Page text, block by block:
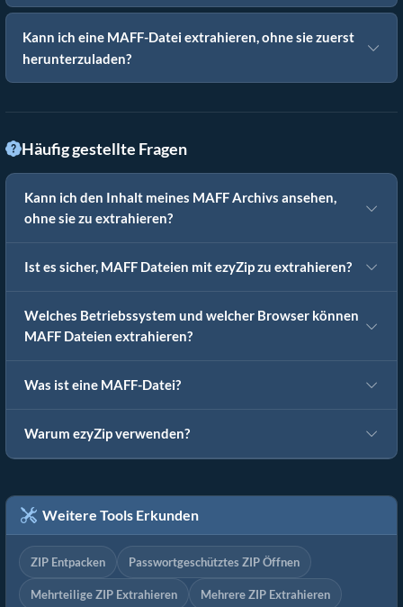
Kann ich eine MAFF-Datei extrahieren, ohne sie zuerst
herunterzuladen?
Häufig gestellte Fragen
Kann ich den Inhalt meines MAFF Archivs ansehen,
ohne sie zu extrahieren?
Ist es sicher, MAFF Dateien mit ezyZip zu extrahieren?
Welches Betriebssystem und welcher Browser können
MAFF Dateien extrahieren?
Was ist eine MAFF-Datei?
Warum ezyZip verwenden?
Weitere Tools Erkunden
ZIP Entpacken Passwortgeschütztes ZIP Öffnen
Mehrteilige ZIP Extrahieren Mehrere ZIP Extrahieren